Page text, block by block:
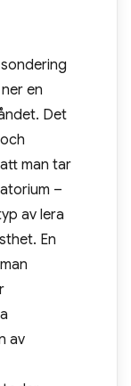
en
Det
man tar
–
av lera
En
av